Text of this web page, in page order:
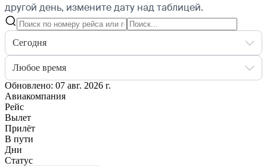
другой день, измените дату над таблицей.
Сегодня
Любое время
Обновлено: 07 авг. 2026 г.
Авиакомпания
Рейс
Вылет
Прилёт
В пути
Дни
Статус